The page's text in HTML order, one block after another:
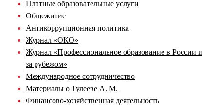
Платные образовательные услуги
Общежитие
Антикоррупционная политика
Журнал «ОКО»
Журнал «Профессиональное образование в России и
за рубежом»
Международное сотрудничество
Материалы о Тулееве А. М.
Финансово-хозяйственная деятельность